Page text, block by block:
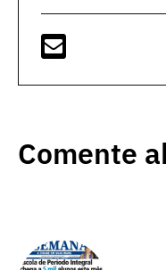
Comente